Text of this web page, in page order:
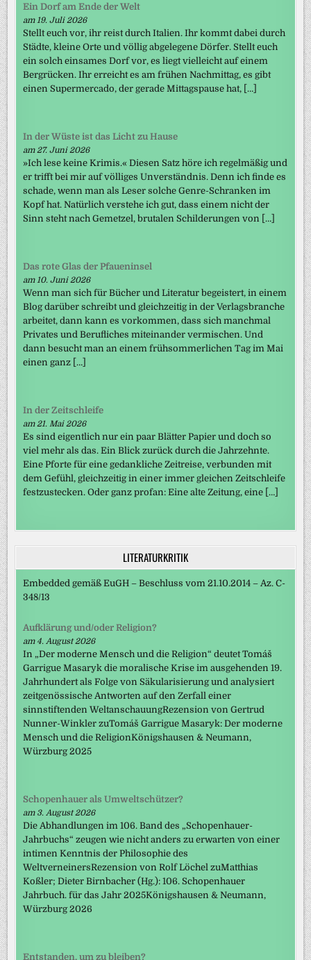
Ein Dorf am Ende der Welt
am 19. Juli 2026
Stellt euch vor, ihr reist durch Italien. Ihr kommt dabei durch
Städte, kleine Orte und völlig abgelegene Dörfer. Stellt euch
ein solch einsames Dorf vor, es liegt vielleicht auf einem
Bergrücken. Ihr erreicht es am frühen Nachmittag, es gibt
einen Supermercado, der gerade Mittagspause hat, […]
In der Wüste ist das Licht zu Hause
am 27. Juni 2026
»Ich lese keine Krimis.« Diesen Satz höre ich regelmäßig und
er trifft bei mir auf völliges Unverständnis. Denn ich finde es
schade, wenn man als Leser solche Genre-Schranken im
Kopf hat. Natürlich verstehe ich gut, dass einem nicht der
Sinn steht nach Gemetzel, brutalen Schilderungen von […]
Das rote Glas der Pfaueninsel
am 10. Juni 2026
Wenn man sich für Bücher und Literatur begeistert, in einem
Blog darüber schreibt und gleichzeitig in der Verlagsbranche
arbeitet, dann kann es vorkommen, dass sich manchmal
Privates und Berufliches miteinander vermischen. Und
dann besucht man an einem frühsommerlichen Tag im Mai
einen ganz […]
In der Zeitschleife
am 21. Mai 2026
Es sind eigentlich nur ein paar Blätter Papier und doch so
viel mehr als das. Ein Blick zurück durch die Jahrzehnte.
Eine Pforte für eine gedankliche Zeitreise, verbunden mit
dem Gefühl, gleichzeitig in einer immer gleichen Zeitschleife
festzustecken. Oder ganz profan: Eine alte Zeitung, eine […]
LITERATURKRITIK
Embedded gemäß EuGH – Beschluss vom 21.10.2014 – Az. C-
348/13
Aufklärung und/oder Religion?
am 4. August 2026
In „Der moderne Mensch und die Religion“ deutet Tomáš
Garrigue Masaryk die moralische Krise im ausgehenden 19.
Jahrhundert als Folge von Säkularisierung und analysiert
zeitgenössische Antworten auf den Zerfall einer
sinnstiftenden WeltanschauungRezension von Gertrud
Nunner-Winkler zuTomáš Garrigue Masaryk: Der moderne
Mensch und die ReligionKönigshausen & Neumann,
Würzburg 2025
Schopenhauer als Umweltschützer?
am 3. August 2026
Die Abhandlungen im 106. Band des „Schopenhauer-
Jahrbuchs“ zeugen wie nicht anders zu erwarten von einer
intimen Kenntnis der Philosophie des
WeltverneinersRezension von Rolf Löchel zuMatthias
Koßler; Dieter Birnbacher (Hg.): 106. Schopenhauer
Jahrbuch. für das Jahr 2025Königshausen & Neumann,
Würzburg 2026
Entstanden, um zu bleiben?